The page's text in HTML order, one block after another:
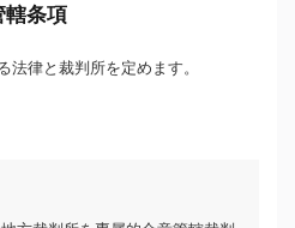
轄条項
法律と裁判所を定めます。